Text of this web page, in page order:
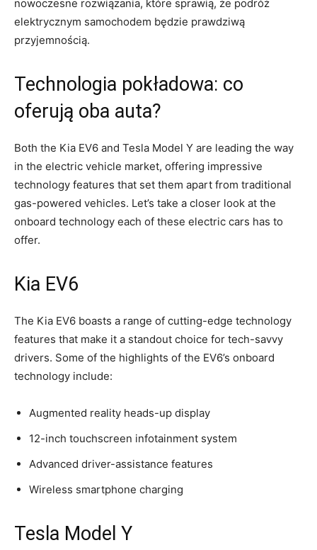
nowoczesne rozwiązania, które sprawią, że ⁢podróż
elektrycznym samochodem będzie prawdziwą
przyjemnością.
Technologia pokładowa: co
oferują oba auta?
Both the Kia EV6 and Tesla Model Y are leading the way
in the electric vehicle market, offering impressive
technology⁢ features that set them apart⁤ from traditional
gas-powered vehicles. Let’s take ​a closer look at the
‌onboard technology each ‌of these electric cars⁢ has to
offer.
Kia EV6
The Kia⁤ EV6 boasts a range of cutting-edge technology
features that make it a standout choice⁣ for tech-savvy
drivers. Some of the highlights of the EV6’s⁤ onboard
technology include:
Augmented ⁢reality heads-up display
12-inch touchscreen infotainment system
Advanced driver-assistance features
Wireless smartphone charging
Tesla Model⁢ Y